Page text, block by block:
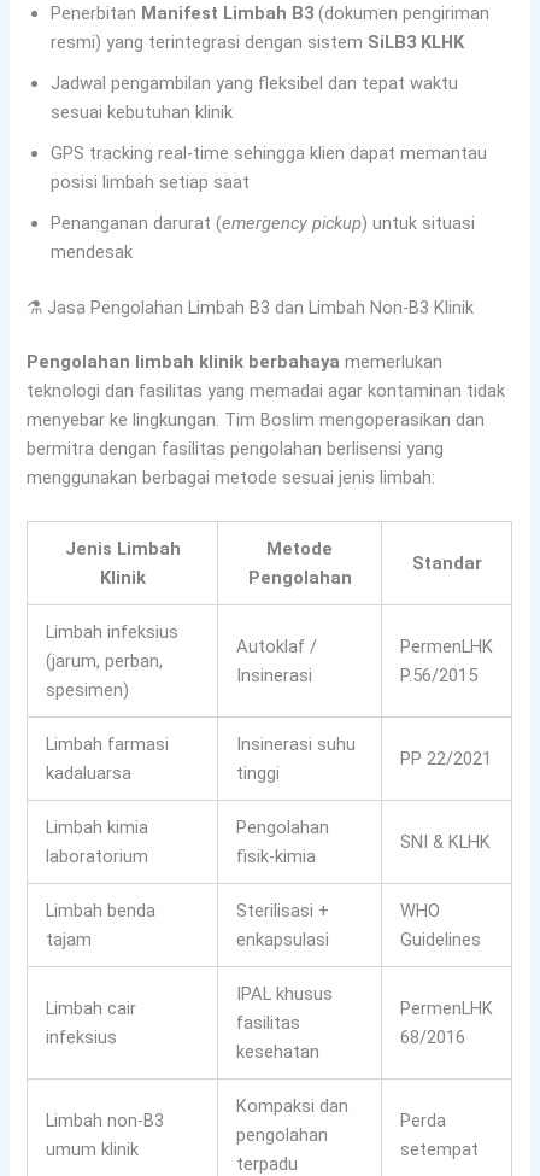
Penerbitan Manifest Limbah B3 (dokumen pengiriman
resmi) yang terintegrasi dengan sistem SiLB3 KLHK
Jadwal pengambilan yang fleksibel dan tepat waktu
sesuai kebutuhan klinik
GPS tracking real-time sehingga klien dapat memantau
posisi limbah setiap saat
Penanganan darurat (emergency pickup) untuk situasi
mendesak
⚗️ Jasa Pengolahan Limbah B3 dan Limbah Non-B3 Klinik
Pengolahan limbah klinik berbahaya memerlukan
teknologi dan fasilitas yang memadai agar kontaminan tidak
menyebar ke lingkungan. Tim Boslim mengoperasikan dan
bermitra dengan fasilitas pengolahan berlisensi yang
menggunakan berbagai metode sesuai jenis limbah:
Jenis Limbah
Klinik
Metode
Pengolahan
Standar
Limbah infeksius
(jarum, perban,
spesimen)
Autoklaf /
Insinerasi
PermenLHK
P.56/2015
Limbah farmasi
kadaluarsa
Insinerasi suhu
tinggi
PP 22/2021
Limbah kimia
laboratorium
Pengolahan
fisik-kimia
SNI & KLHK
Limbah benda
tajam
Sterilisasi +
enkapsulasi
WHO
Guidelines
Limbah cair
infeksius
IPAL khusus
fasilitas
kesehatan
PermenLHK
68/2016
Limbah non-B3
umum klinik
Kompaksi dan
pengolahan
terpadu
Perda
setempat